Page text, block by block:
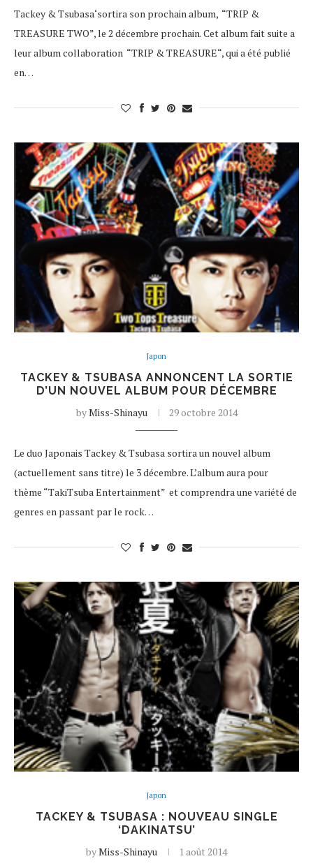
Tackey & Tsubasa‘sortira son prochain album, “TRIP &
TREASURE TWO”, le 2 décembre prochain. Cet album fait suite a
leur album collaboration “TRIP & TREASURE“, qui a été publié
en…
Japon
TACKEY & TSUBASA ANNONCENT LA SORTIE
D’UN NOUVEL ALBUM POUR DÉCEMBRE
byMiss-Shinayu 29 octobre 2014
Le duo Japonais Tackey & Tsubasa sortira un nouvel album
(actuellement sans titre) le 3 décembre. L’album aura pour
thème “TakiTsuba Entertainment” et comprendra une variété de
genres en passant par le rock…
Japon
TACKEY & TSUBASA : NOUVEAU SINGLE
‘DAKINATSU’
byMiss-Shinayu 1 août 2014